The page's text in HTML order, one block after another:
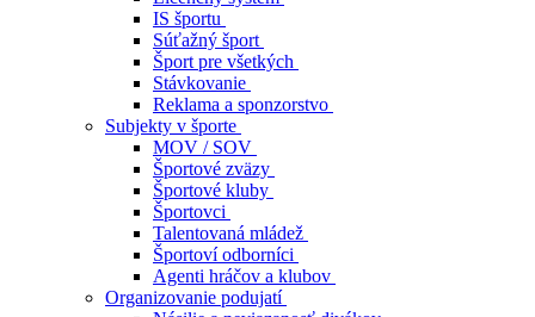
IS športu
Súťažný šport
Šport pre všetkých
Stávkovanie
Reklama a sponzorstvo
Subjekty v športe
MOV / SOV
Športové zväzy
Športové kluby
Športovci
Talentovaná mládež
Športoví odborníci
Agenti hráčov a klubov
Organizovanie podujatí